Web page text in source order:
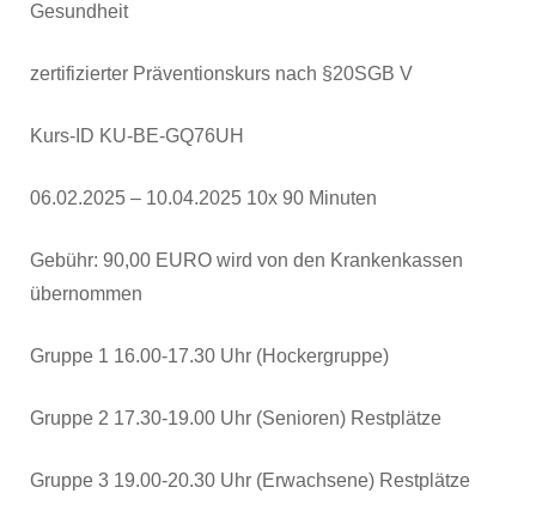
Gesundheit
zertifizierter Präventionskurs nach §20SGB V
Kurs-ID KU-BE-GQ76UH
06.02.2025 – 10.04.2025 10x 90 Minuten
Gebühr: 90,00 EURO wird von den Krankenkassen
übernommen
Gruppe 1 16.00-17.30 Uhr (Hockergruppe)
Gruppe 2 17.30-19.00 Uhr (Senioren) Restplätze
Gruppe 3 19.00-20.30 Uhr (Erwachsene) Restplätze